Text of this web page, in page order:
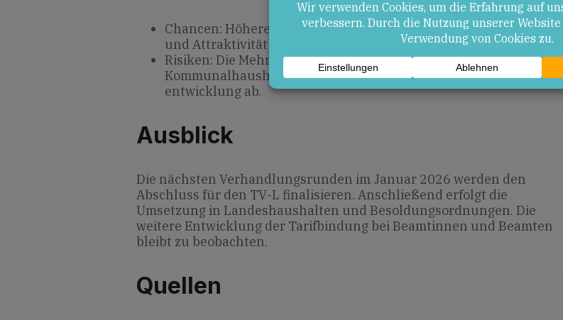
Chancen: Höhere Einkommen verbessern die Fachkräfte­bindung
und Attraktivität des Landesdienstes.
Risiken: Die Mehrausgaben belasten Landes- und
Kommunalhaushalte, Reallohn­effekte hängen von der Inflations­
entwicklung ab.
Ausblick
Die nächsten Verhandlungsrunden im Januar 2026 werden den
Abschluss für den TV-L finalisieren. Anschließend erfolgt die
Umsetzung in Landes­haushalten und Besoldungs­ordnungen. Die
weitere Entwicklung der Tarifbindung bei Beamtinnen und Beamten
bleibt zu beobachten.
Quellen